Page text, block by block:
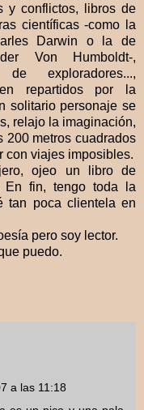
y conflictos, libros de
científicas -como la
Darwin o la de
Von Humboldt-,
de exploradores...,
repartidos por la
solitario personaje se
relajo la imaginación,
200 metros cuadrados
con viajes imposibles.
ojeo un libro de
En fin, tengo toda la
tan poca clientela en
pero soy lector.
puedo.
a las 11:18